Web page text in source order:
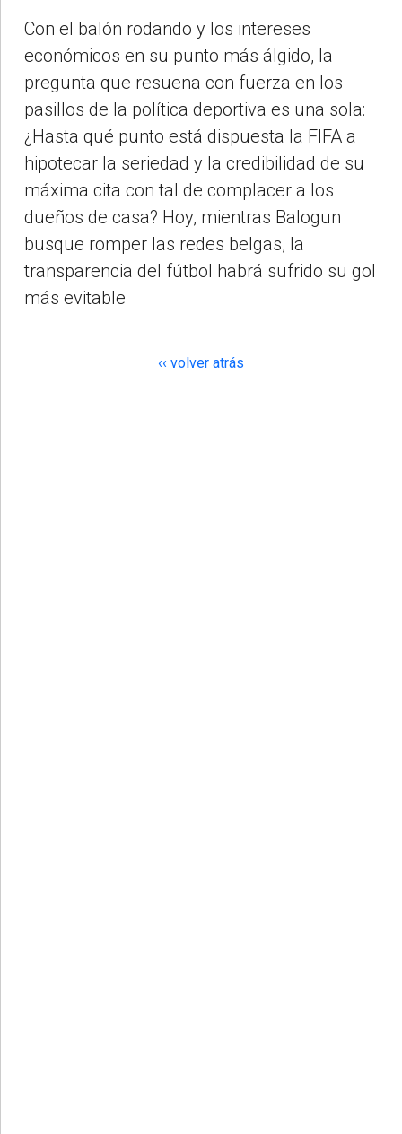
Con el balón rodando y los intereses
económicos en su punto más álgido, la
pregunta que resuena con fuerza en los
pasillos de la política deportiva es una sola:
¿Hasta qué punto está dispuesta la FIFA a
hipotecar la seriedad y la credibilidad de su
máxima cita con tal de complacer a los
dueños de casa? Hoy, mientras Balogun
busque romper las redes belgas, la
transparencia del fútbol habrá sufrido su gol
más evitable
‹‹ volver atrás